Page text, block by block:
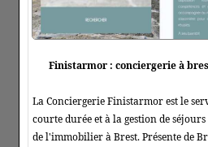
Finistarmor : conciergerie à
La Conciergerie Finistarmor est le
courte durée et à la gestion de
de l'immobilier à Brest. Présente de